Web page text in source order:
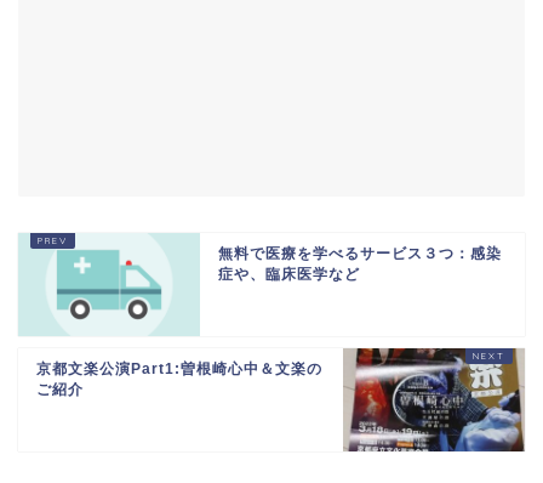
無料で医療を学べるサービス３つ：感染
症や、臨床医学など
京都文楽公演Part1:曽根崎心中＆文楽の
ご紹介